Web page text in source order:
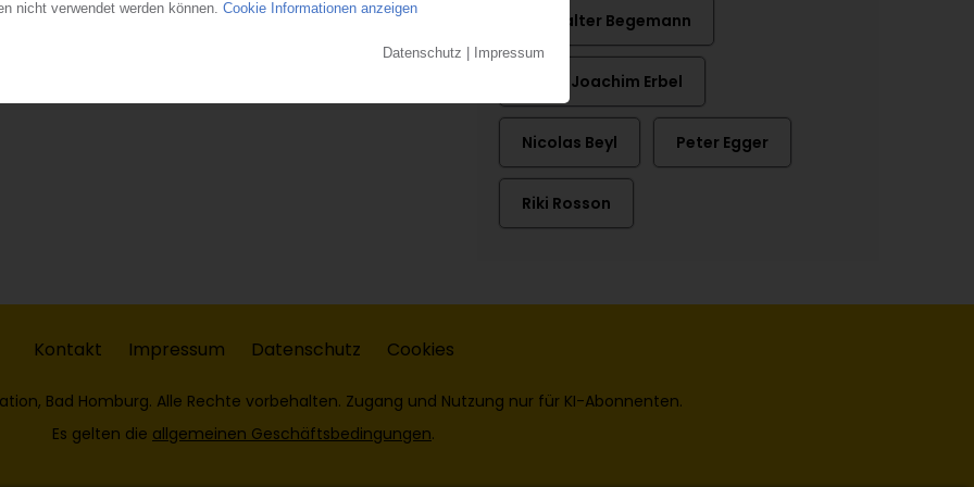
Dr. Walter Begemann
Hans-Joachim Erbel
Nicolas Beyl Peter Egger
Riki Rosson
Kontakt Impressum Datenschutz Cookies
Bad Homburg. Alle Rechte vorbehalten. Zugang und Nutzung nur für KI-Abonnenten.
Es gelten die allgemeinen Geschäftsbedingungen.